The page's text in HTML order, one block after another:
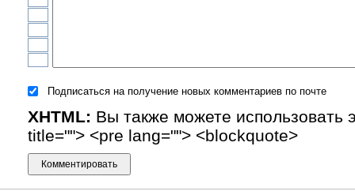
Подписаться на получение новых комментариев по почте
XHTML: Вы также можете использовать
title=""> <pre lang=""> <blockquote>